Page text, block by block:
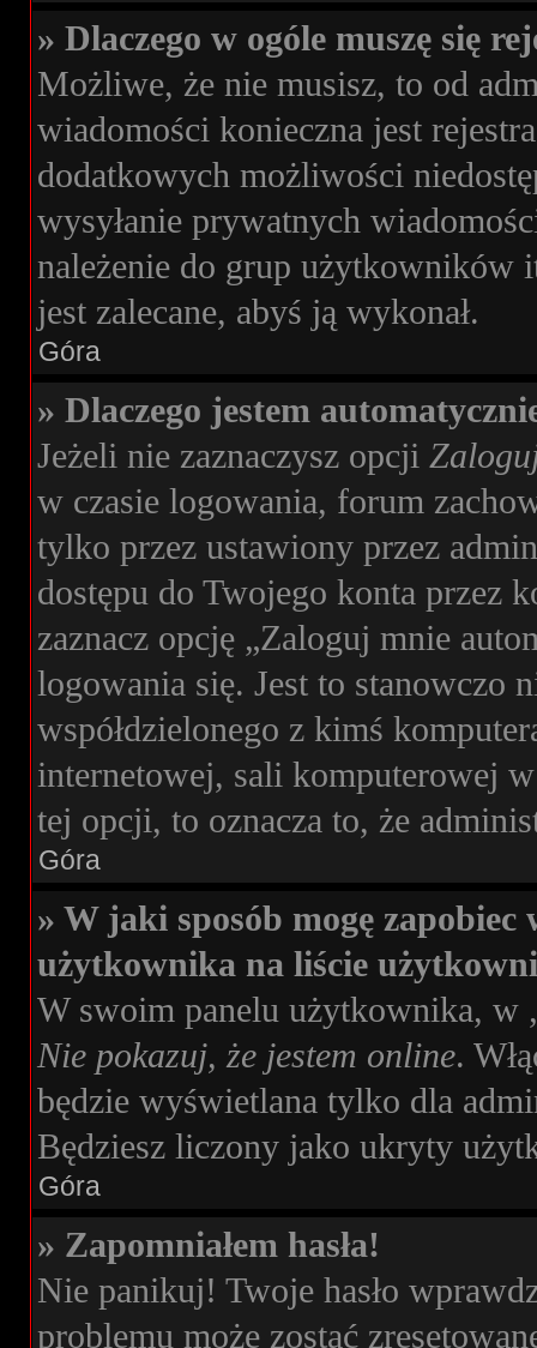
» Dlaczego w ogóle muszę się
Możliwe, że nie musisz, to od
wiadomości konieczna jest
dodatkowych możliwości
wysyłanie prywatnych
należenie do grup użytkowników
jest zalecane, abyś ją wykonał.
Góra
» Dlaczego jestem
Jeżeli nie zaznaczysz opcji
w czasie logowania, forum
tylko przez ustawiony przez
dostępu do Twojego konta przez
zaznacz opcję „Zaloguj mnie
logowania się. Jest to stanowczo
współdzielonego z kimś
internetowej, sali komputerowej
tej opcji, to oznacza to, że
Góra
» W jaki sposób mogę
użytkownika na liście
W swoim panelu użytkownika, w
Nie pokazuj, że jestem online.
będzie wyświetlana tylko dla
Będziesz liczony jako ukryty
Góra
» Zapomniałem hasła!
Nie panikuj! Twoje hasło
problemu może zostać